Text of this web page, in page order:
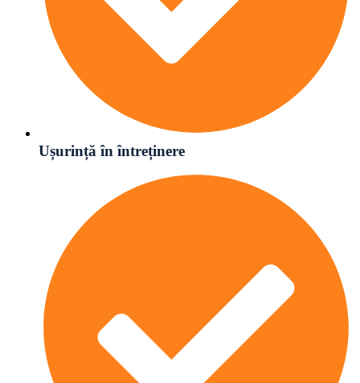
Ușurință în întreținere